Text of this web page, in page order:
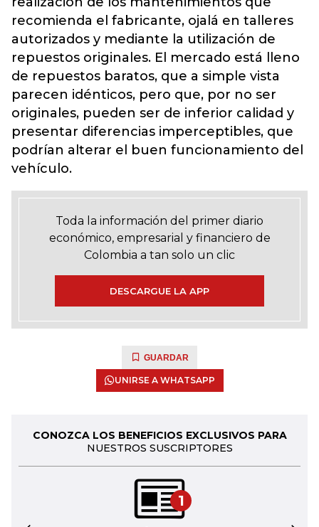
recomienda el fabricante, ojalá en talleres
autorizados y mediante la utilización de
repuestos originales. El mercado está lleno
de repuestos baratos, que a simple vista
parecen idénticos, pero que, por no ser
originales, pueden ser de inferior calidad y
presentar diferencias imperceptibles, que
podrían alterar el buen funcionamiento del
vehículo.
Toda la información del primer diario
económico, empresarial y financiero de
Colombia a tan solo un clic
DESCARGUE LA APP
GUARDAR
UNIRSE A WHATSAPP
CONOZCA LOS BENEFICIOS EXCLUSIVOS PARA
NUESTROS SUSCRIPTORES
1